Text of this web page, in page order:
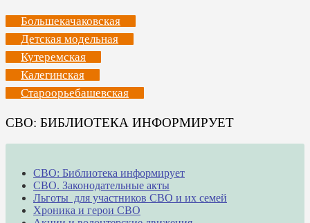
Большекачаковская
Детская модельная
Кутеремская
Калегинская
Староорьебашевская
СВО: БИБЛИОТЕКА ИНФОРМИРУЕТ
СВО: Библиотека информирует
СВО. Законодательные акты
Льготы для участников СВО и их семей
Хроника и герои СВО